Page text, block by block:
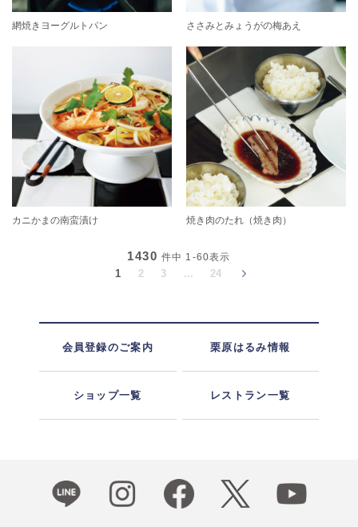
網焼きヨーグルトパン ささみとみょうがの梅あえ
カニかまの南蛮漬け 焼き肉のたれ（焼き肉）
1430 件中 1-60表示
1 2 3 ... 24
会員登録のご案内 栗原はるみ情報
ショップ一覧 レストラン一覧